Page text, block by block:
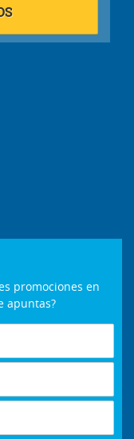
promociones en
apuntas?